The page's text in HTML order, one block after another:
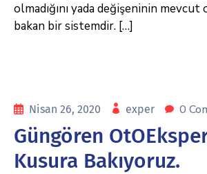
olmadığını yada değişeninin mevcut
bakan bir sistemdir. […]
Nisan 26, 2020 exper 0
Güngören
Kusura Bakıyoruz.